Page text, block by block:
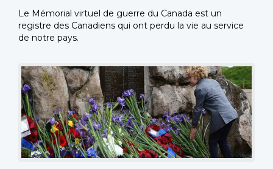
Le Mémorial virtuel de guerre du Canada est un
registre des Canadiens qui ont perdu la vie au service
de notre pays.